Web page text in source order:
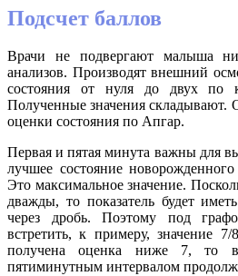
Подсчет баллов
Врачи не подвергают малыша
анализов. Производят внешний
состояния от нуля до двух по
Полученные значения складывают.
оценки состояния по Апгар.
Первая и пятая минута важны для
лучшее состояние
Это максимальное значение.
дважды, то показатель будет
через дробь. Поэтому под
встретить, к примеру, значение
получена оценка ниже 7, то
пятиминутным интервалом